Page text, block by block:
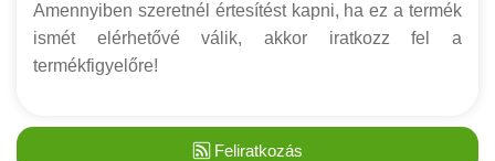
Amennyiben szeretnél értesítést kapni, ha ez a termék
ismét elérhetővé válik, akkor iratkozz fel a
termékfigyelőre!
Feliratkozás